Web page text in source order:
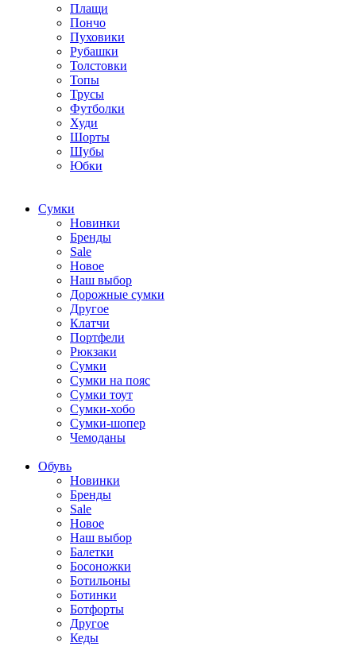
Плащи
Пончо
Пуховики
Рубашки
Толстовки
Топы
Трусы
Футболки
Худи
Шорты
Шубы
Юбки
Cумки
Новинки
Бренды
Sale
Новое
Наш выбор
Дорожные сумки
Другое
Клатчи
Портфели
Рюкзаки
Сумки
Сумки на пояс
Сумки тоут
Сумки-хобо
Сумки-шопер
Чемоданы
Обувь
Новинки
Бренды
Sale
Новое
Наш выбор
Балетки
Босоножки
Ботильоны
Ботинки
Ботфорты
Другое
Кеды